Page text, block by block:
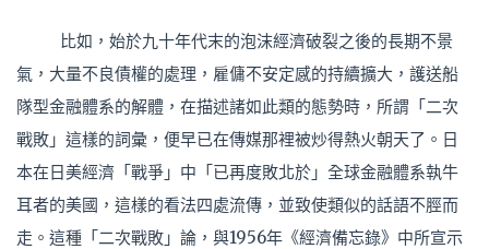
比如，始於九十年代末的泡沫經濟破裂之後的長期不景
氣，大量不良債權的處理，雇傭不安定感的持續擴大，護送船
隊型金融體系的解體，在描述諸如此類的態勢時，所謂「二次
戰敗」這樣的詞彙，便早已在傳媒那裡被炒得熱火朝天了。日
本在日美經濟「戰爭」中「已再度敗北於」全球金融體系執牛
耳者的美國，這樣的看法四處流傳，並致使類似的話語不脛而
走。這種「二次戰敗」論，與1956年《經濟備忘錄》中所宣示